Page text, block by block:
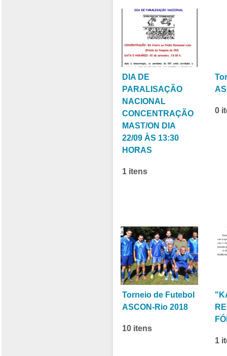
DIA DE
PARALISAÇÃO
NACIONAL
CONCENTRAÇÃO
MAST/ON DIA
22/09 ÀS 13:30
HORAS
1 itens
0
Torneio de Futebol
ASCON-Rio 2018
10 itens
1